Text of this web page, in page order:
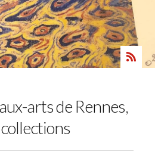
arts de Rennes,